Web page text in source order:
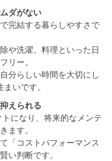
ダがない
完結する暮らしやすさで
や洗濯、料理といった日
リー。
分らしい時間を大切にし
いです。
えられる
になり、将来的なメンテ
ます。
「コストパフォーマンス
い判断です。